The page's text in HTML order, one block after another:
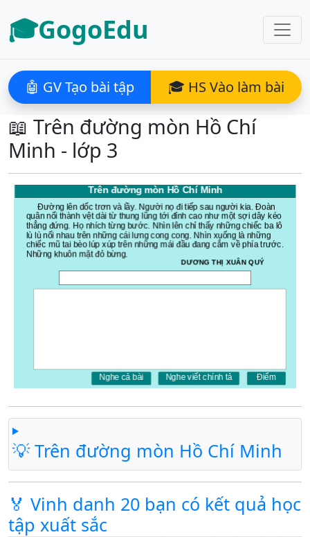
🎓GogoEdu
🤖 GV Tạo bài tập 🎓 HS Vào làm bài
📖 Trên đường mòn Hồ Chí
Minh - lớp 3
💡 Trên đường mòn Hồ Chí Minh
🏅 Vinh danh 20 bạn có kết quả học
tập xuất sắc